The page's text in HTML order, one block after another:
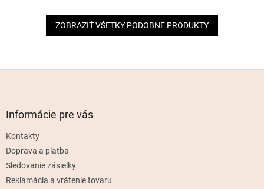
ZOBRAZIŤ VŠETKY PODOBNÉ PRODUKTY
Informácie pre vás
Kontakty
Doprava a platba
Sledovanie zásielky
Reklamácia a vrátenie tovaru